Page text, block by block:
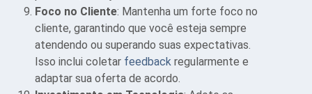
Foco no Cliente: Mantenha um forte foco no
cliente, garantindo que você esteja sempre
atendendo ou superando suas expectativas.
Isso inclui coletar feedback regularmente e
adaptar sua oferta de acordo.